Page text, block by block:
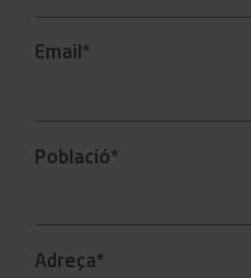
Email*
Població*
Adreça*